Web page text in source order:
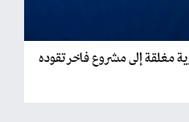
مغلقة إلى مشروع فاخر تقوده